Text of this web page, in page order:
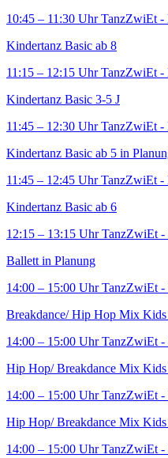
10:45 – 11:30 Uhr TanzZwiEt -
Kindertanz Basic ab 8
11:15 – 12:15 Uhr TanzZwiEt -
Kindertanz Basic 3-5 J
11:45 – 12:30 Uhr TanzZwiEt -
Kindertanz Basic ab 5 in
11:45 – 12:45 Uhr TanzZwiEt -
Kindertanz Basic ab 6
12:15 – 13:15 Uhr TanzZwiEt -
Ballett in Planung
14:00 – 15:00 Uhr TanzZwiEt -
Breakdance/ Hip Hop Mix Kids
14:00 – 15:00 Uhr TanzZwiEt -
Hip Hop/ Breakdance Mix Kids
14:00 – 15:00 Uhr TanzZwiEt -
Hip Hop/ Breakdance Mix Kids
14:00 – 15:00 Uhr TanzZwiEt -